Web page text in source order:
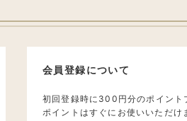
会員登録について
初回登録時に300円分のポイント
ポイントはすぐにお使いいただけ